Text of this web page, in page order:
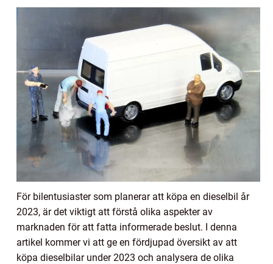
För bilentusiaster som planerar att köpa en dieselbil år
2023, är det viktigt att förstå olika aspekter av
marknaden för att fatta informerade beslut. I denna
artikel kommer vi att ge en fördjupad översikt av att
köpa dieselbilar under 2023 och analysera de olika